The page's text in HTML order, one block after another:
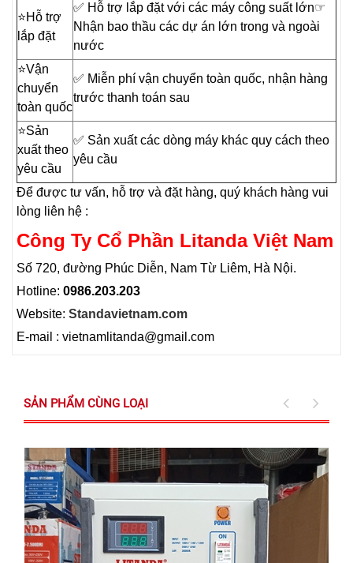
⭐️Hỗ trợ
lắp đặt
✅ Hỗ trợ lắp đặt với các máy công suất lớn☞
Nhận bao thầu các dự án lớn trong và ngoài
nước
⭐️Vận
chuyển
toàn quốc
✅ Miễn phí vận chuyển toàn quốc, nhận hàng
trước thanh toán sau
⭐️Sản
xuất theo
yêu cầu
✅ Sản xuất các dòng máy khác quy cách theo
yêu cầu
Để được tư vấn, hỗ trợ và đặt hàng, quý khách hàng vui
lòng liên hệ :
Công Ty Cổ Phần Litanda Việt Nam
Số 720, đường Phúc Diễn, Nam Từ Liêm, Hà Nội.
Hotline: 0986.203.203
Website: Standavietnam.com
E-mail : vietnamlitanda@gmail.com
SẢN PHẨM CÙNG LOẠI